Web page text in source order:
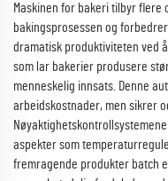
Maskinen for bakeri tilbyr
bakingsprosessen og
dramatisk produktiviteten ved
som lar bakerier produsere
menneskelig innsats. Denne
arbeidskostnader, men sikrer
aspekter som
fremragende produkter batch